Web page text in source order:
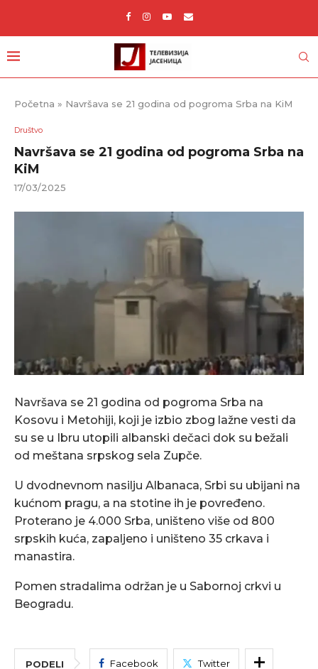
Početna » Navršava se 21 godina od pogroma Srba na KiM
Društvo
Navršava se 21 godina od pogroma Srba na
KiM
17/03/2025
Navršava se 21 godina od pogroma Srba na
Kosovu i Metohiji, koji je izbio zbog lažne vesti da
su se u Ibru utopili albanski dečaci dok su bežali
od meštana srpskog sela Zupče.
U dvodnevnom nasilju Albanaca, Srbi su ubijani na
kućnom pragu, a na stotine ih je povređeno.
Proterano je 4.000 Srba, uništeno više od 800
srpskih kuća, zapaljeno i uništeno 35 crkava i
manastira.
Pomen stradalima održan je u Sabornoj crkvi u
Beogradu.
PODELI Facebook Twitter